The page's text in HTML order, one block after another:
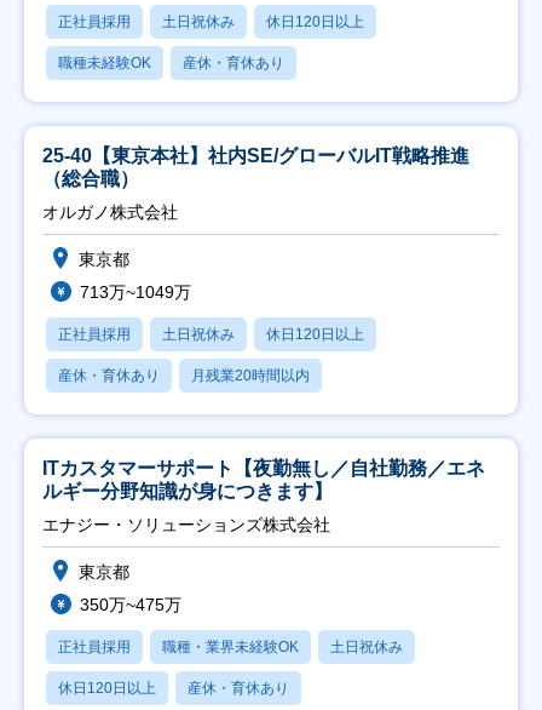
正社員採用 土日祝休み 休日120日以上
職種未経験OK 産休・育休あり
25-40【東京本社】社内SE/グローバルIT戦略推進
（総合職）
オルガノ株式会社
東京都
713万~1049万
正社員採用 土日祝休み 休日120日以上
産休・育休あり 月残業20時間以内
ITカスタマーサポート【夜勤無し／自社勤務／エネ
ルギー分野知識が身につきます】
エナジー・ソリューションズ株式会社
東京都
350万~475万
正社員採用 職種・業界未経験OK 土日祝休み
休日120日以上 産休・育休あり